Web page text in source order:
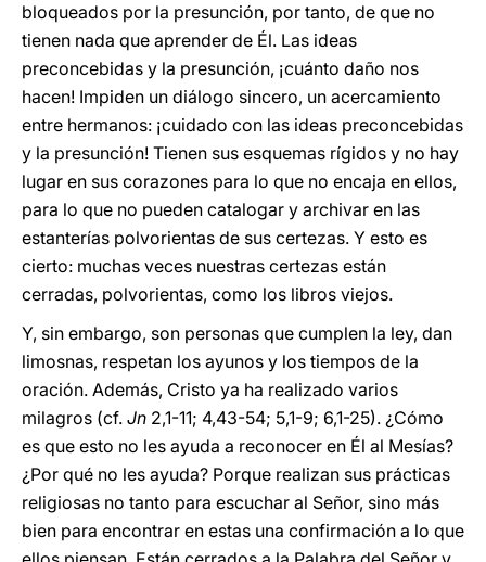
bloqueados por la presunción, por tanto, de que no
tienen nada que aprender de Él. Las ideas
preconcebidas y la presunción, ¡cuánto daño nos
hacen! Impiden un diálogo sincero, un acercamiento
entre hermanos: ¡cuidado con las ideas preconcebidas
y la presunción! Tienen sus esquemas rígidos y no hay
lugar en sus corazones para lo que no encaja en ellos,
para lo que no pueden catalogar y archivar en las
estanterías polvorientas de sus certezas. Y esto es
cierto: muchas veces nuestras certezas están
cerradas, polvorientas, como los libros viejos.
Y, sin embargo, son personas que cumplen la ley, dan
limosnas, respetan los ayunos y los tiempos de la
oración. Además, Cristo ya ha realizado varios
milagros (cf. Jn 2,1-11; 4,43-54; 5,1-9; 6,1-25). ¿Cómo
es que esto no les ayuda a reconocer en Él al Mesías?
¿Por qué no les ayuda? Porque realizan sus prácticas
religiosas no tanto para escuchar al Señor, sino más
bien para encontrar en estas una confirmación a lo que